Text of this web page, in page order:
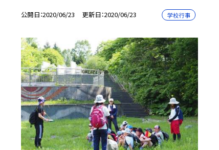
公開日 2020/06/23 更新日 2020/06/23 学校行事